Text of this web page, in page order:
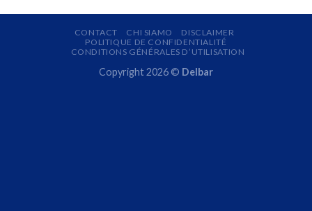
CONTACT CHI SIAMO
DISCLAIMER
POLITIQUE DE CONFIDENTIALITÉ
CONDITIONS GÉNÉRALES D’UTILISATION
Copyright 2026 © Delbar